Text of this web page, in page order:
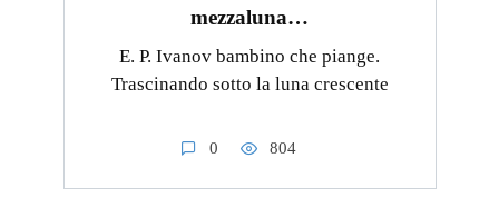
mezzaluna…
E. P. Ivanov bambino che piange.
Trascinando sotto la luna crescente
0 804